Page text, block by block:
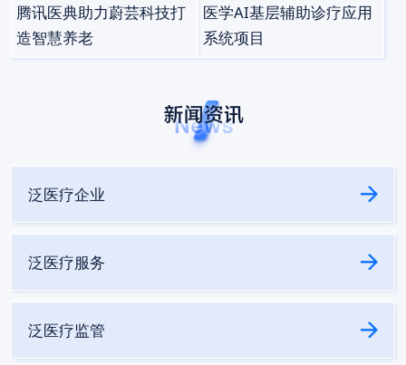
腾讯医典助力蔚芸科技打
造智慧养老
医学AI基层辅助诊疗应用
系统项目
泛医疗企业
泛医疗服务
泛医疗监管